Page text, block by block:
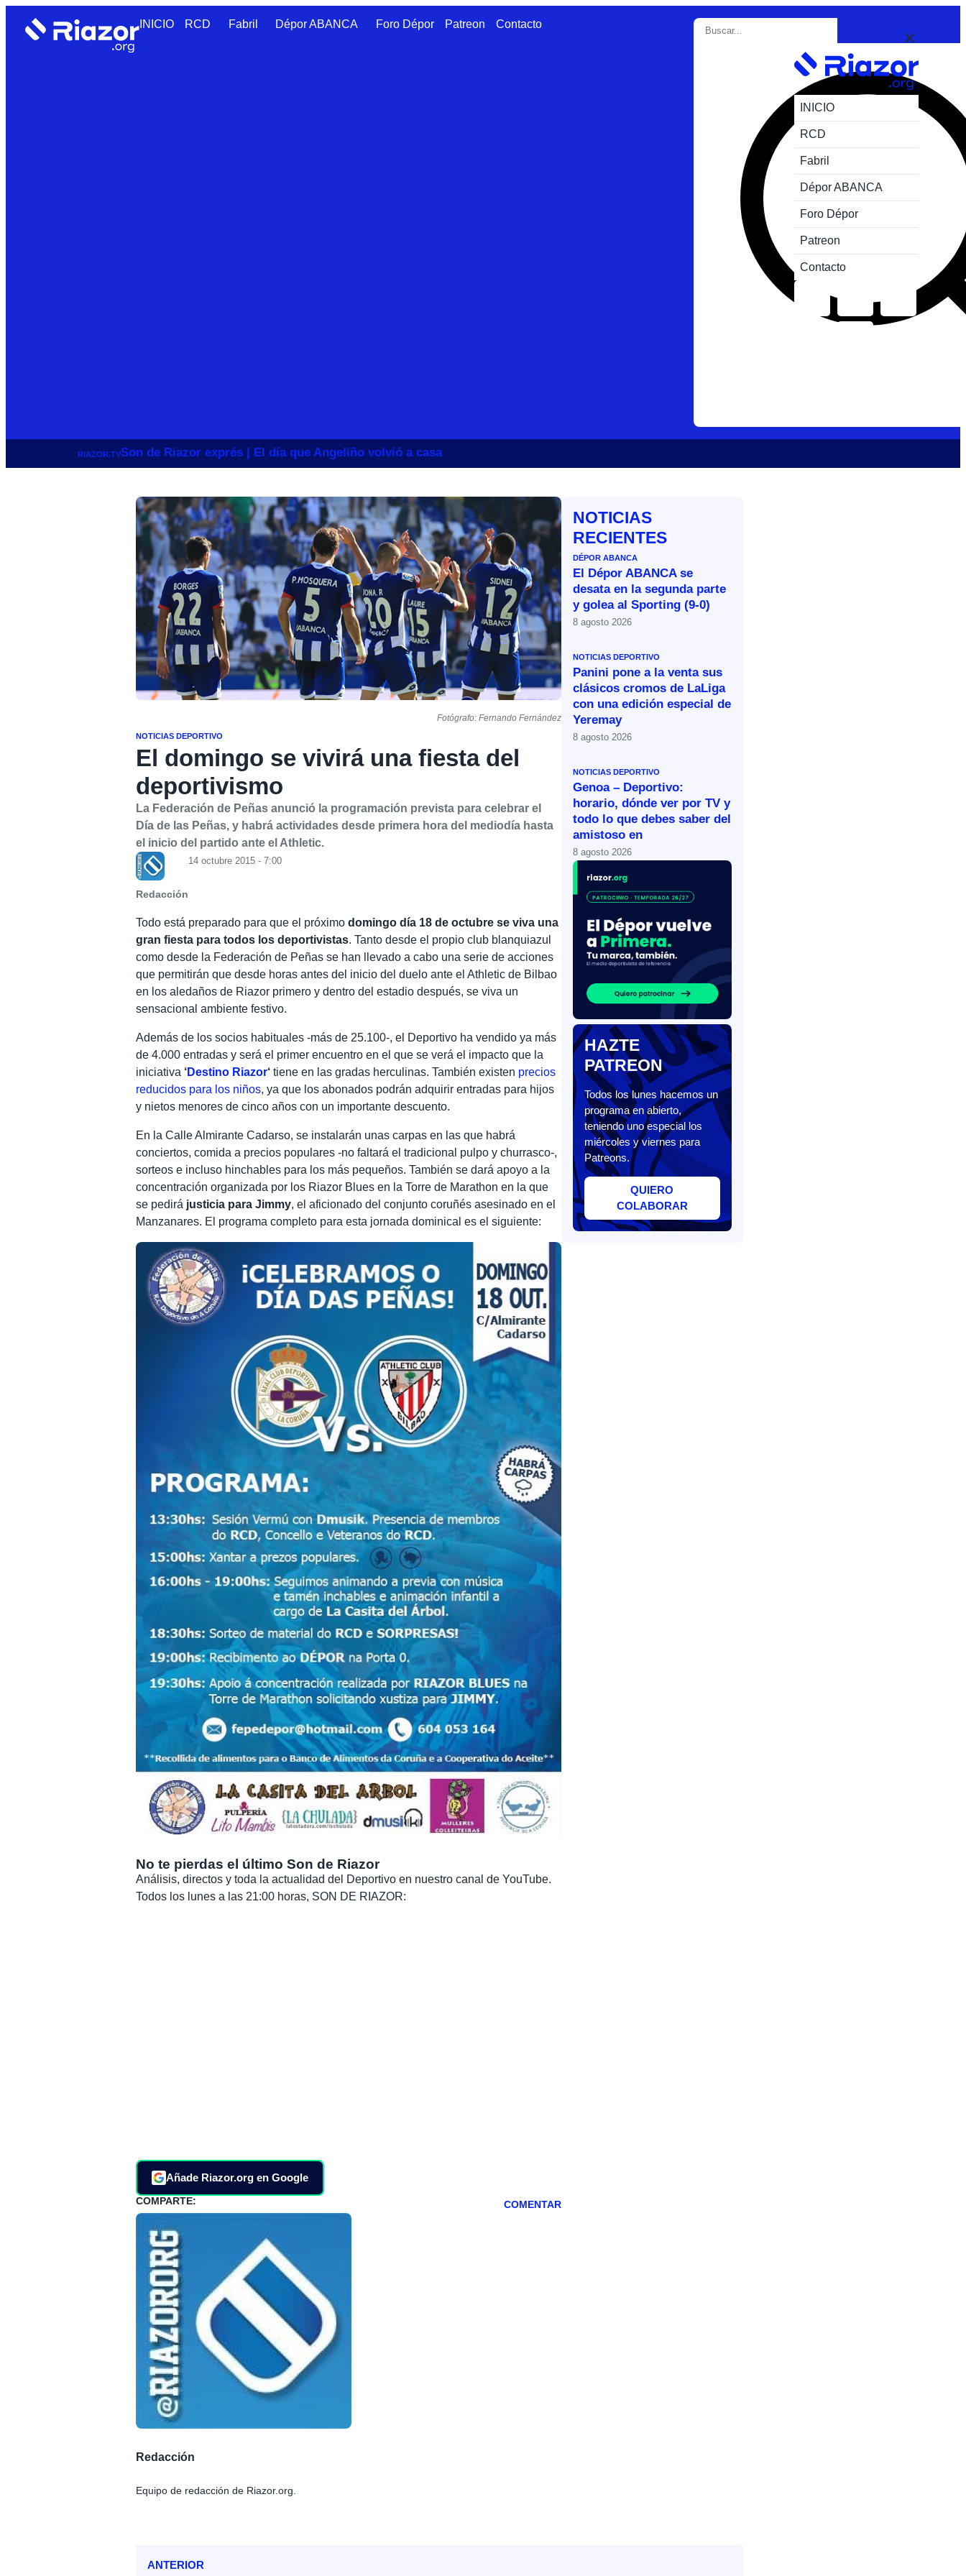
INICIO RCD Fabril Dépor ABANCA Foro Dépor Patreon Contacto
INICIO
RCD
Fabril
Dépor ABANCA
Foro Dépor
Patreon
Contacto
RIAZOR.TVSon de Riazor exprés | El día que Angeliño volvió a casa
Fotógrafo: Fernando Fernández
NOTICIAS DEPORTIVO
El domingo se vivirá una fiesta del
deportivismo
La Federación de Peñas anunció la programación prevista para celebrar el
Día de las Peñas, y habrá actividades desde primera hora del mediodía hasta
el inicio del partido ante el Athletic.
Redacción
14 octubre 2015 - 7:00
Todo está preparado para que el próximodomingo día 18 de octubre se viva una
gran fiesta para todos los deportivistas. Tanto desde el propio club blanquiazul
como desde la Federación de Peñas se han llevado a cabo una serie de acciones
que permitirán que desde horas antes del inicio del duelo ante el Athletic de Bilbao
en los aledaños de Riazor primero y dentro del estadio después, se viva un
sensacional ambiente festivo.
Además de los socios habituales -más de 25.100-, el Deportivo ha vendido ya más
de 4.000 entradas y será el primer encuentro en el que se verá el impacto que la
iniciativa ‘Destino Riazor‘ tiene en las gradas herculinas. También existen precios
reducidos para los niños, ya que los abonados podrán adquirir entradas para hijos
y nietos menores de cinco años con un importante descuento.
En la Calle Almirante Cadarso, se instalarán unas carpas en las que habrá
conciertos, comida a precios populares -no faltará el tradicional pulpo y churrasco-,
sorteos e incluso hinchables para los más pequeños. También se dará apoyo a la
concentración organizada por los Riazor Blues en la Torre de Marathon en la que
se pedirá justicia para Jimmy, el aficionado del conjunto coruñés asesinado en el
Manzanares. El programa completo para esta jornada dominical es el siguiente:
No te pierdas el último Son de Riazor
Análisis, directos y toda la actualidad del Deportivo en nuestro canal de YouTube.
Todos los lunes a las 21:00 horas, SON DE RIAZOR:
Añade Riazor.org en Google
COMPARTE: COMENTAR
Redacción
Equipo de redacción de Riazor.org.
NOTICIAS
RECIENTES
DÉPOR ABANCA
El Dépor ABANCA se
desata en la segunda parte
y golea al Sporting (9-0)
8 agosto 2026
NOTICIAS DEPORTIVO
Panini pone a la venta sus
clásicos cromos de LaLiga
con una edición especial de
Yeremay
8 agosto 2026
NOTICIAS DEPORTIVO
Genoa – Deportivo:
horario, dónde ver por TV y
todo lo que debes saber del
amistoso en
8 agosto 2026
HAZTE
PATREON
Todos los lunes hacemos un
programa en abierto,
teniendo uno especial los
miércoles y viernes para
Patreons.
QUIERO
COLABORAR
ANTERIOR